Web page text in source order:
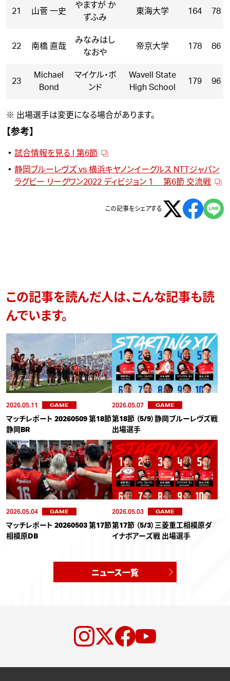
21 山菅 一史
やますが か
ずふみ
東海大学 164 78
22 南橋 直哉
みなみはし
なおや
帝京大学 178 86
23
Michael
Bond
マイケル・ボ
ンド
Wavell State
High School
179 96
※ 出場選手は変更になる場合があります。
【参考】
試合情報を見る | 第6節
静岡ブルーレヴズ vs 横浜キヤノンイーグルス NTTジャパン
ラグビー リーグワン2022 ディビジョン 1 第6節 交流戦
この記事をシェアする
この記事を読んだ人は、こんな記事も読
んでいます。
2026.05.11 GAME
マッチレポート 20260509 第18節
静岡BR
2026.05.07 GAME
第18節 （5/9）静岡ブルーレヴズ戦
出場選手
2026.05.04 GAME
マッチレポート 20260503 第17節
相模原DB
2026.05.03 GAME
第17節 （5/3）三菱重工相模原ダ
イナボアーズ戦 出場選手
ニュース一覧